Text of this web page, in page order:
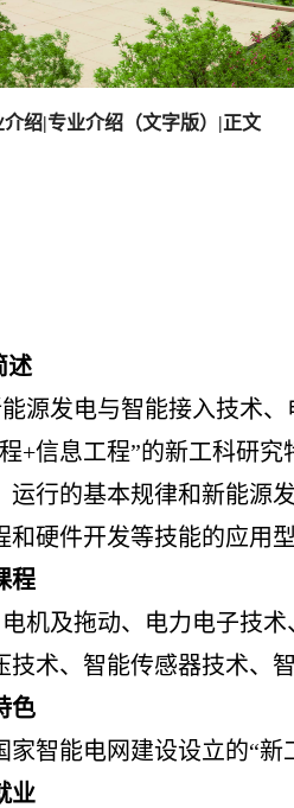
介绍|专业介绍（文字版） |正文
述
能源发电与智能接入技术
+信息工程”的新工科研
运行的基本规律和新能源
和硬件开发等技能的应用
程
机及拖动、电力电子技
技术、智能传感器技术、
色
家智能电网建设设立的“新
业